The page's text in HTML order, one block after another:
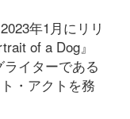
年1月にリリ
of a Dog』
イターである
・アクトを務